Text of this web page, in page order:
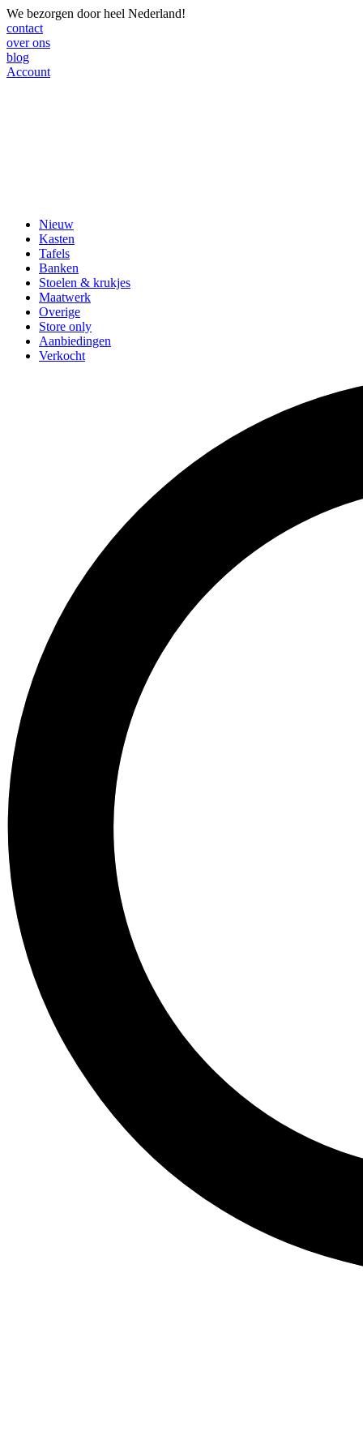
We bezorgen door heel Nederland!
contact
over ons
blog
Account
Nieuw
Kasten
Tafels
Banken
Stoelen & krukjes
Maatwerk
Overige
Store only
Aanbiedingen
Verkocht